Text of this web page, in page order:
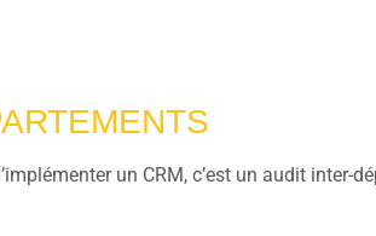
un CRM, c’est un audit